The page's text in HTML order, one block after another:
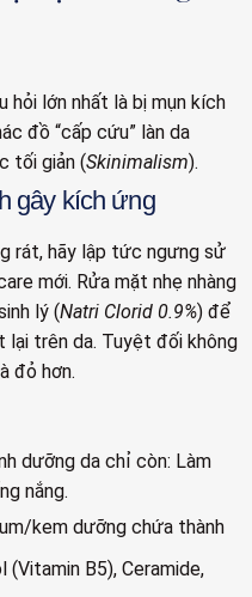
hỏi lớn nhất là bị mụn kích
đồ “cấp cứu” làn da
tối giản (Skinimalism).
gây kích ứng
rát, hãy lập tức ngưng sử
mới. Rửa mặt nhẹ nhàng
lý (Natri Clorid 0.9%) để
lại trên da. Tuyệt đối không
đỏ hơn.
dưỡng da chỉ còn: Làm
nắng.
kem dưỡng chứa thành
(Vitamin B5), Ceramide,